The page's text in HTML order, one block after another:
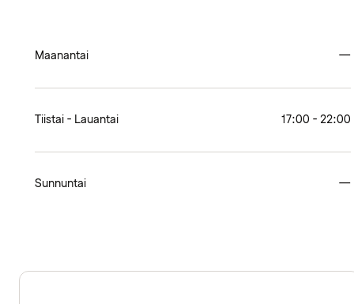
Maanantai —
Tiistai - Lauantai 17:00 - 22:00
Sunnuntai —